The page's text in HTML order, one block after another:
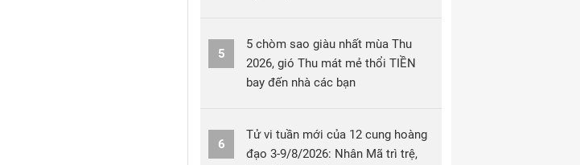
5
5 chòm sao giàu nhất mùa Thu
2026, gió Thu mát mẻ thổi TIỀN
bay đến nhà các bạn
6
Tử vi tuần mới của 12 cung hoàng
đạo 3-9/8/2026: Nhân Mã trì trệ,